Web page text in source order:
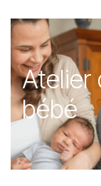
Atelier
bébé